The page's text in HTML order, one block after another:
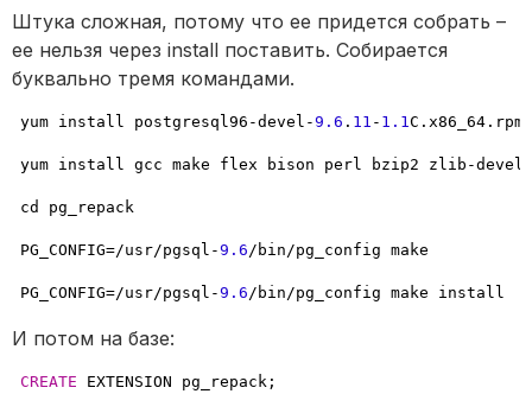
Штука сложная, потому что ее придется собрать –
ее нельзя через install поставить. Собирается
буквально тремя командами.
yum install postgresql96 -devel -9.6 . 11 - 1.1C.x86_64.rpm
yum install gcc make flex bison perl bzip2 zlib -
cd pg_repack
PG_CONFIG=/usr/pgsql -9.6/ bin/pg_config make
PG_CONFIG=/usr/pgsql -9.6/ bin/pg_config make install
И потом на базе:
CREATE EXTENSION pg_repack;